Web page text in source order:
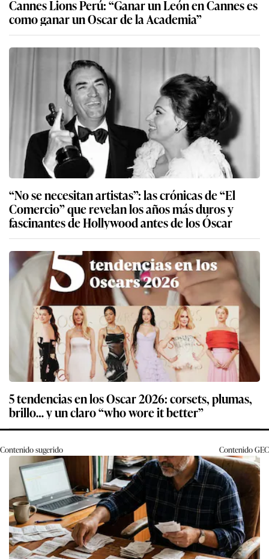
Cannes Lions Perú: “Ganar un León en Cannes es
como ganar un Oscar de la Academia”
“No se necesitan artistas”: las crónicas de “El
Comercio” que revelan los años más duros y
fascinantes de Hollywood antes de los Óscar
5 tendencias en los Oscar 2026: corsets, plumas,
brillo… y un claro “who wore it better”
Contenido sugerido ContenidoGEC